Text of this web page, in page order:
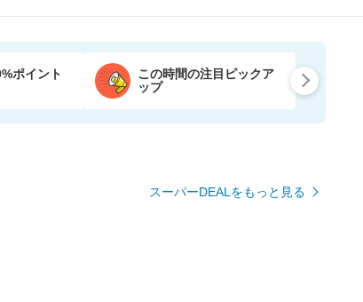
ポイント
この時間の注目ピックア
ップ
スーパーDEALをもっと見る